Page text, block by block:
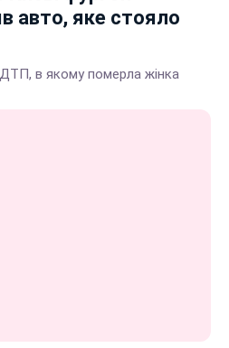
авто, яке стояло
в якому померла жінка